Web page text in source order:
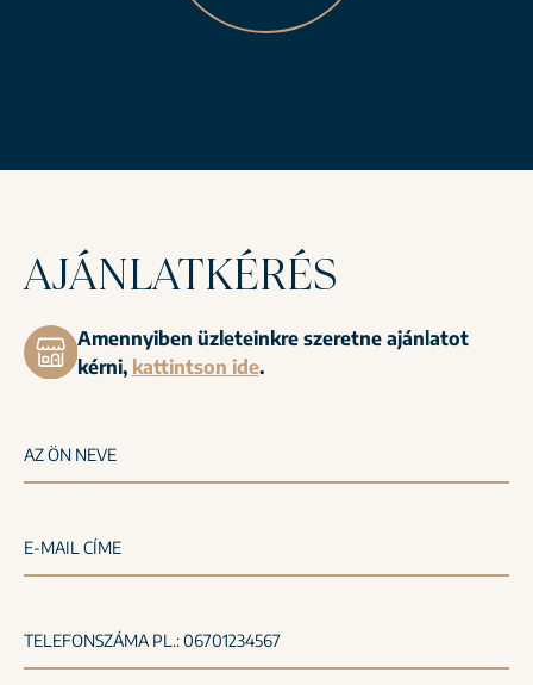
AJÁNLATKÉRÉS
Amennyiben üzleteinkre szeretne ajánlatot
kérni, kattintson ide.
AZ ÖN NEVE
E-MAIL CÍME
TELEFONSZÁMA PL.: 06701234567